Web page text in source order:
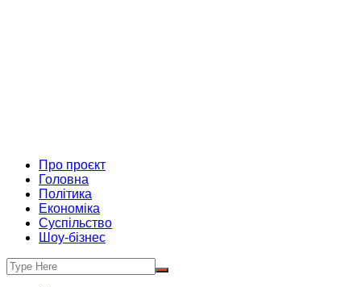
Про проєкт
Головна
Політика
Економіка
Суспільство
Шоу-бізнес